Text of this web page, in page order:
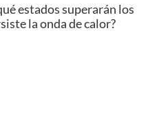
estados superarán los
la onda de calor?